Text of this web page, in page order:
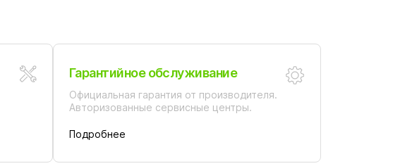
Гарантийное обслуживание
Официальная гарантия от производителя.
Авторизованные сервисные центры.
Подробнее